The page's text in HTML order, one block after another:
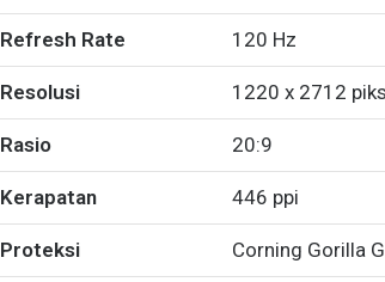
Refresh Rate 120 Hz
Resolusi 1220 x 2712
Rasio 20:9
Kerapatan 446 ppi
Proteksi Corning Gorilla